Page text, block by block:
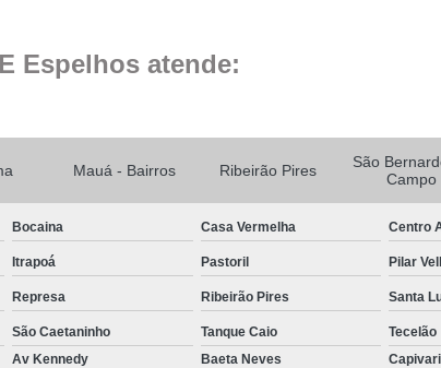
Fechamento de
Espelho de Parede
Espelhos atende:
Mauá - Bairros Ribeirão Pires
São
Campo
Bocaina Casa Vermelha Centro
Itrapoá Pastoril Pilar
Represa Ribeirão Pires Santa
São Caetaninho Tanque Caio
Tecelão
Av Kennedy Baeta Neves Capivari